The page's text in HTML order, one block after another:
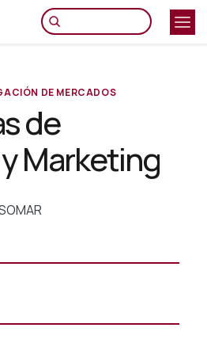
DE MERCADOS
de
Marketing